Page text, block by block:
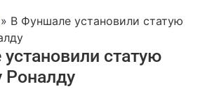
» В Фуншале установили статую
статую
Роналду